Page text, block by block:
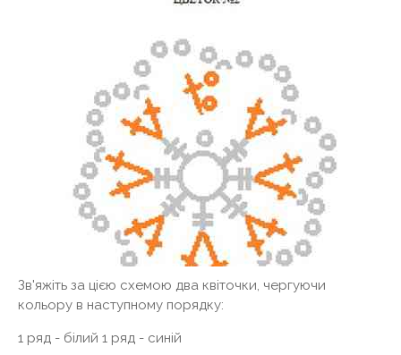
Зв'яжіть за цією схемою два квіточки, чергуючи
кольору в наступному порядку:
1 ряд - білий 1 ряд - синій